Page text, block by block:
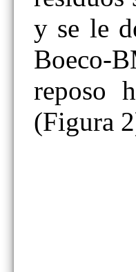
y se le
Boeco-
reposo
(Figura